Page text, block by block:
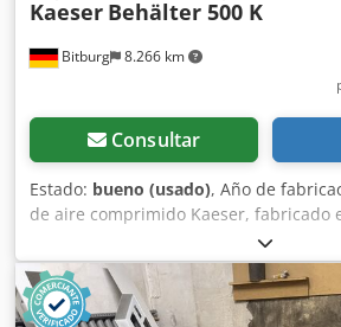
Bitburg 8.266 km
Kaeser Behälter 500 K
Consultar
Estado: bueno (usado), Año de
de aire comprimido Kaeser, fabricado
Aozrhttomrerf Capacidad del depósito:
máxima de funcionamiento permitida:
1986 Ubicación: disponible en nuestro
Bitburg - Disponible inmediatamente -